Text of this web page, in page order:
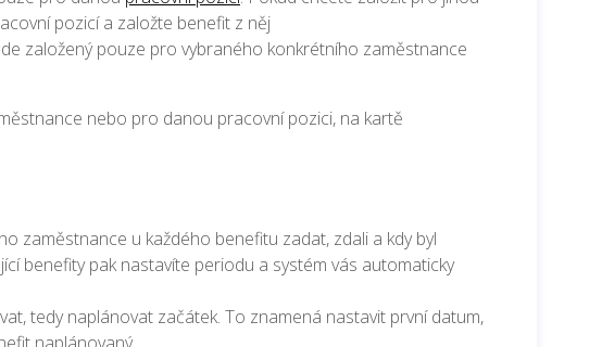
pozicí a založte benefit z něj
založený pouze pro vybraného konkrétního zaměstnance
nebo pro danou pracovní pozici, na kartě
zaměstnance u každého benefitu zadat, zdali a kdy byl
benefity pak nastavíte periodu a systém vás automaticky
tedy naplánovat začátek. To znamená nastavit první datum,